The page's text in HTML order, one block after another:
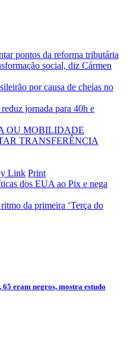
pontos da reforma tributária
social, diz Cármen
por causa de cheias no
jornada para 40h e
OU MOBILIDADE
TRANSFERÊNCIA
Link Print
dos EUA ao Pix e nega
da primeira ‘Terça do
eram negros, mostra estudo